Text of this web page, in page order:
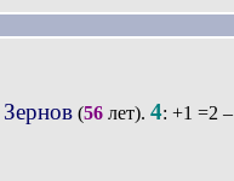
Зернов(56лет). 4: +1 =2 –